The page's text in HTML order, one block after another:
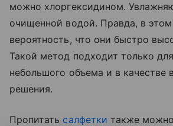
можно хлоргексидином.
очищенной водой. Правда, в
вероятность, что они быстро
Такой метод подходит только
небольшого объема и в качестве
решения.
Пропитать салфетки также